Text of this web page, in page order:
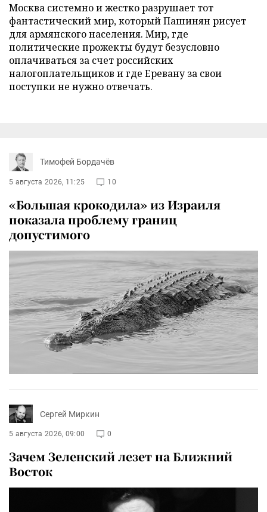
Москва системно и жестко разрушает тот
фантастический мир, который Пашинян рисует
для армянского населения. Мир, где
политические прожекты будут безусловно
оплачиваться за счет российских
налогоплательщиков и где Еревану за свои
поступки не нужно отвечать.
Тимофей Бордачёв
5 августа 2026, 11:25 10
«Большая крокодила» из Израиля
показала проблему границ
допустимого
Сергей Миркин
5 августа 2026, 09:00 0
Зачем Зеленский лезет на Ближний
Восток